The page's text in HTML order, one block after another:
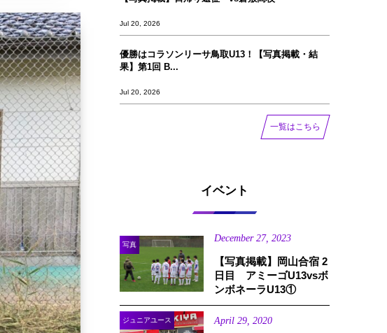
Jul 20, 2026
優勝はコラソンリーサ鳥取U13！【写真掲載‪‪‪︎︎・結
果】第1回 B...
Jul 20, 2026
一覧はこちら
イベント
写真
December 27, 2023
【写真掲載】岡山合宿 2
日目 アミーゴU13vsボ
ンボネーラU13①
ジュニアユース April 29 2020